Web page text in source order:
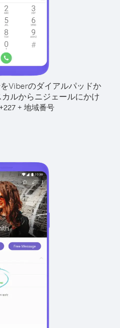
Viberのダイアルパッドか
ルからニジェールにかけ
+227+ 地域番号